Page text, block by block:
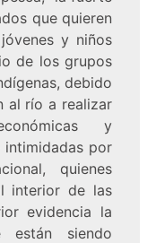
que quieren
y niños
de los grupos
debido
al río a realizar
y
intimidadas por
quienes
interior de las
evidencia la
siendo